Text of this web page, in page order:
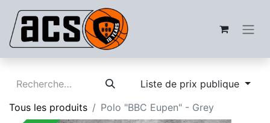
Liste de prix publique
Tous les produits
Polo "BBC Eupen" - Grey